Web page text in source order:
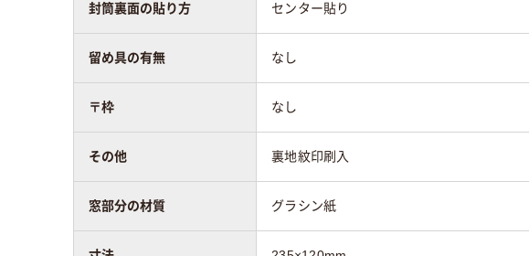
スコア
封筒裏面の貼り方 センター貼り
留め具の有無 なし
〒枠 なし
その他 裏地紋印刷入
窓部分の材質 グラシン紙